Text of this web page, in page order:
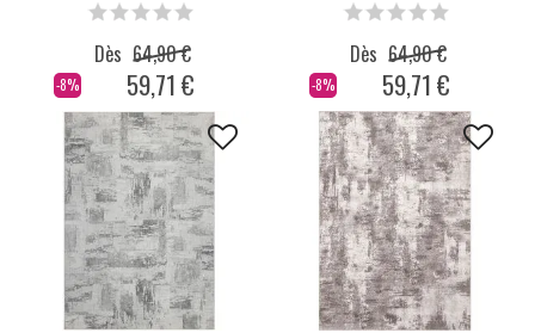
-8%
Dès 64,90 €
59,71 € -8%
Dès 64,90 €
59,71 €